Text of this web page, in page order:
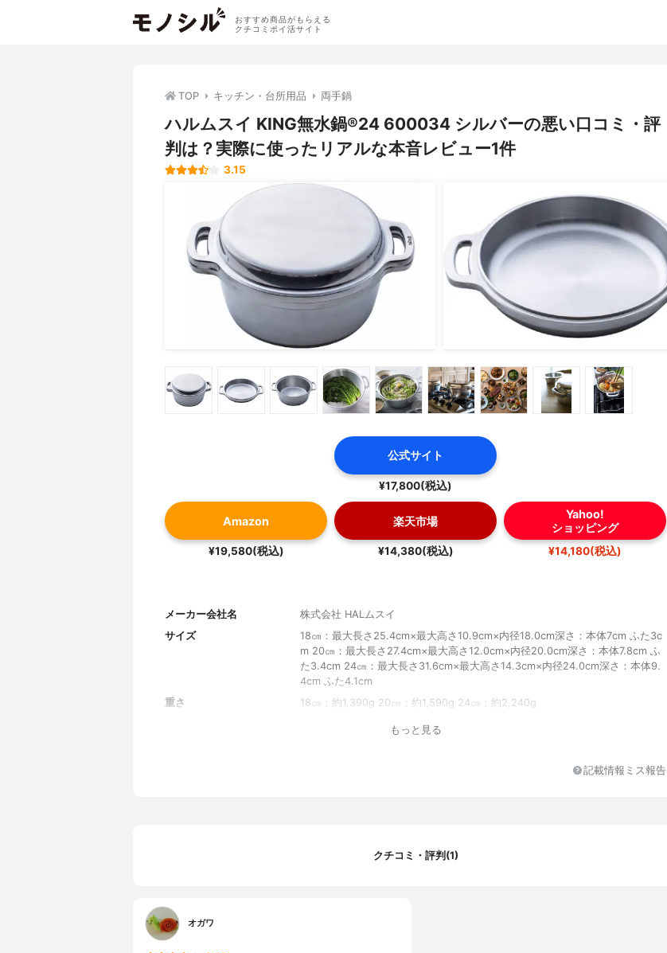
おすすめ商品がもらえる
クチコミポイ活サイト
TOP キッチン・台所用品 両手鍋
ハルムスイ KING無水鍋®24 600034 シルバーの悪い口コミ・評
判は？実際に使ったリアルな本音レビュー1件
3.15
公式サイト
¥17,800(税込)
Amazon
¥19,580(税込)
楽天市場
¥14,380(税込)
Yahoo!
ショッピング
¥14,180(税込)
メーカー会社名
株式会社 HALムスイ
サイズ
18㎝：最大長さ25.4cm×最大高さ10.9cm×内径18.0cm深さ：本体7cm ふた3c
m 20㎝：最大長さ27.4cm×最大高さ12.0cm×内径20.0cm深さ：本体7.8cm ふ
た3.4cm 24㎝：最大長さ31.6cm×最大高さ14.3cm×内径24.0cm深さ：本体9.
4cm ふた4.1cm
重さ
18㎝：約1,390g 20㎝：約1,590g 24㎝：約2,240g
IHヒーター/直火/ラジエントヒーター・ハロゲンヒーター
もっと見る
記載情報ミス報告
クチコミ・評判(1)
オガワ